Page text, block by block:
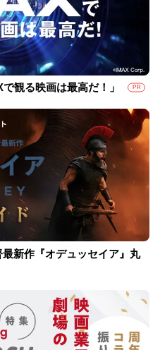
観る映画は最高だ！」 PR
新作『オデュッセイア』丸